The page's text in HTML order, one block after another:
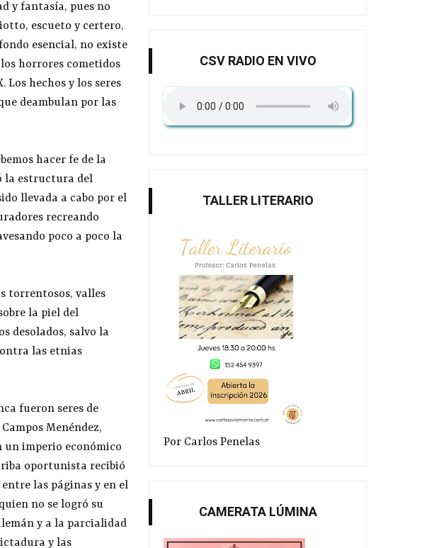
y fantasía, pues no
escueto y certero,
esencial, no existe
horrores cometidos
hechos y los seres
deambulan por las
hacer fe de la
la estructura del
llevada a cabo por el
recreando
poco a poco la
torrentosos, valles
la piel del
desolados, salvo la
las etnias
fueron seres de
Menéndez,
un imperio económico
oportunista recibió
las páginas y en el
no se logró su
y a la parcialidad
y las
CSV RADIO EN VIVO
TALLER LITERARIO
Por Carlos Penelas
CAMERATA LÚMINA